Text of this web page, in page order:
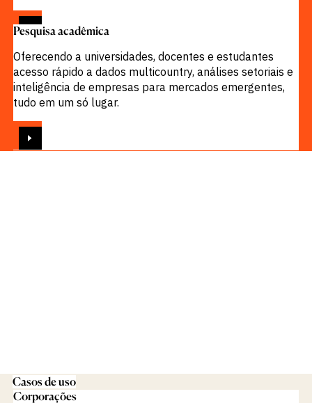
Pesquisa acadêmica
Oferecendo a universidades, docentes e estudantes
acesso rápido a dados multicountry, análises setoriais e
inteligência de empresas para mercados emergentes,
tudo em um só lugar.
Casos de uso
Corporações